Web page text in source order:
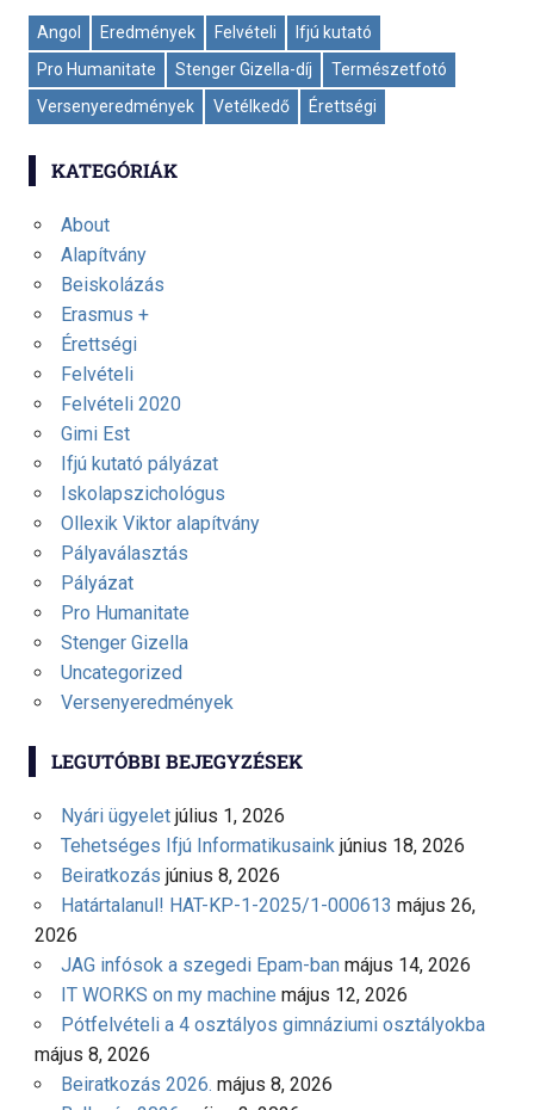
Angol Eredmények Felvételi
Ifjú kutató
Pro Humanitate
Stenger Gizella-díj
Természetfotó
Versenyeredmények
Vetélkedő Érettségi
KATEGÓRIÁK
About
Alapítvány
Beiskolázás
Erasmus +
Érettségi
Felvételi
Felvételi 2020
Gimi Est
Ifjú kutató pályázat
Iskolapszichológus
Ollexik Viktor alapítvány
Pályaválasztás
Pályázat
Pro Humanitate
Stenger Gizella
Uncategorized
Versenyeredmények
LEGUTÓBBI BEJEGYZÉSEK
Nyári ügyelet július 1, 2026
Tehetséges Ifjú Informatikusaink június 18, 2026
Beiratkozás június 8, 2026
Határtalanul! HAT-KP-1-2025/1-000613 május 26,
2026
JAG infósok a szegedi Epam-ban május 14, 2026
IT WORKS on my machine május 12, 2026
Pótfelvételi a 4 osztályos gimnáziumi osztályokba
május 8, 2026
Beiratkozás 2026. május 8, 2026